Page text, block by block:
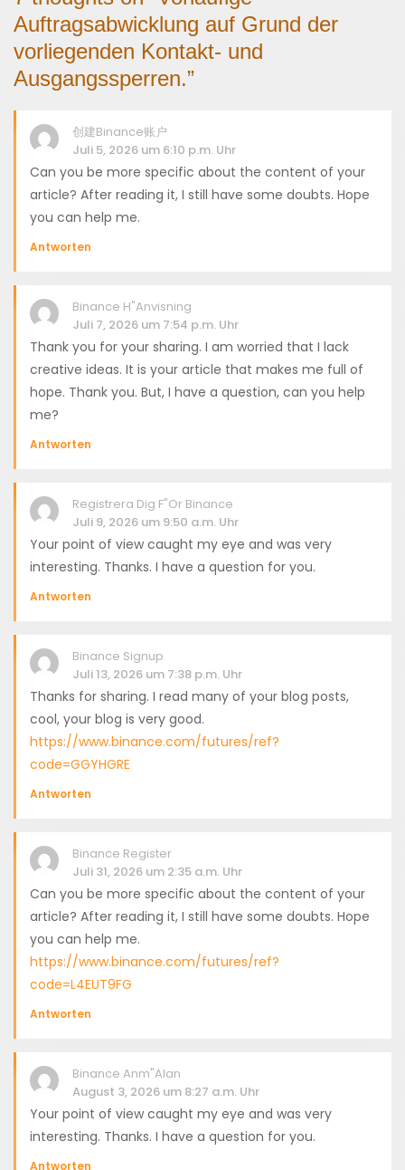
Auftragsabwicklung auf Grund der
vorliegenden Kontakt- und
Ausgangssperren.”
创建Binance账户
Juli 5, 2026 um 6:10 p.m. Uhr
Can you be more specific about the content of your
article? After reading it, I still have some doubts. Hope
you can help me.
Antworten
Binance H"anvisning
Juli 7, 2026 um 7:54 p.m. Uhr
Thank you for your sharing. I am worried that I lack
creative ideas. It is your article that makes me full of
hope. Thank you. But, I have a question, can you help
me?
Antworten
Registrera Dig F"or Binance
Juli 9, 2026 um 9:50 a.m. Uhr
Your point of view caught my eye and was very
interesting. Thanks. I have a question for you.
Antworten
Binance Signup
Juli 13, 2026 um 7:38 p.m. Uhr
Thanks for sharing. I read many of your blog posts,
cool, your blog is very good.
https://www.binance.com/futures/ref?
code=GGYHGRE
Antworten
Binance Register
Juli 31, 2026 um 2:35 a.m. Uhr
Can you be more specific about the content of your
article? After reading it, I still have some doubts. Hope
you can help me.
https://www.binance.com/futures/ref?
code=L4EUT9FG
Antworten
Binance Anm"alan
August 3, 2026 um 8:27 a.m. Uhr
Your point of view caught my eye and was very
interesting. Thanks. I have a question for you.
Antworten